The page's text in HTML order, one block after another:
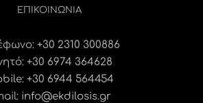
ΕΠΙΚΟΙΝΩΝΊΑ
+30 2310 300886
+30 6974 364628
+30 6944 564454
info@ekdilosis.gr